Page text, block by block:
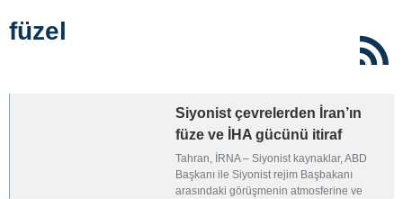
füzel
Siyonist çevrelerden İran’ın
füze ve İHA gücünü itiraf
Tahran, İRNA – Siyonist kaynaklar, ABD
Başkanı ile Siyonist rejim Başbakanı
arasındaki görüşmenin atmosferine ve